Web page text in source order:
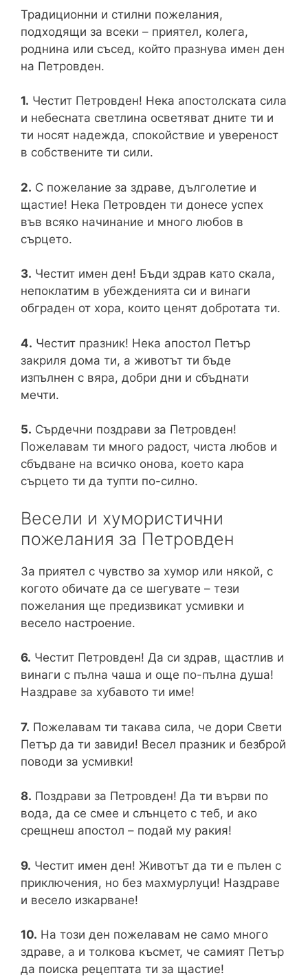
Традиционни и стилни пожелания,
подходящи за всеки – приятел, колега,
роднина или съсед, който празнува имен ден
на Петровден.
1. Честит Петровден! Нека апостолската сила
и небесната светлина осветяват дните ти и
ти носят надежда, спокойствие и увереност
в собствените ти сили.
2. С пожелание за здраве, дълголетие и
щастие! Нека Петровден ти донесе успех
във всяко начинание и много любов в
сърцето.
3. Честит имен ден! Бъди здрав като скала,
непоклатим в убежденията си и винаги
обграден от хора, които ценят добротата ти.
4. Честит празник! Нека апостол Петър
закриля дома ти, а животът ти бъде
изпълнен с вяра, добри дни и сбъднати
мечти.
5. Сърдечни поздрави за Петровден!
Пожелавам ти много радост, чиста любов и
сбъдване на всичко онова, което кара
сърцето ти да тупти по-силно.
Весели и хумористични
пожелания за Петровден
За приятел с чувство за хумор или някой, с
когото обичате да се шегувате – тези
пожелания ще предизвикат усмивки и
весело настроение.
6. Честит Петровден! Да си здрав, щастлив и
винаги с пълна чаша и още по-пълна душа!
Наздраве за хубавото ти име!
7. Пожелавам ти такава сила, че дори Свети
Петър да ти завиди! Весел празник и безброй
поводи за усмивки!
8. Поздрави за Петровден! Да ти върви по
вода, да се смее и слънцето с теб, и ако
срещнеш апостол – подай му ракия!
9. Честит имен ден! Животът да ти е пълен с
приключения, но без махмурлуци! Наздраве
и весело изкарване!
10. На този ден пожелавам не само много
здраве, а и толкова късмет, че самият Петър
да поиска рецептата ти за щастие!